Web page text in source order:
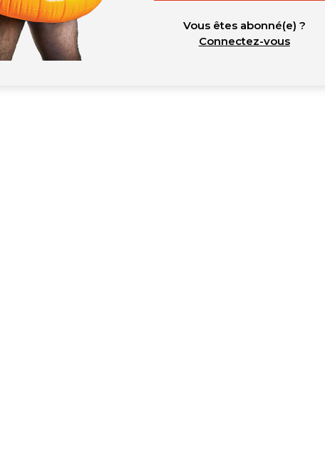
Vous êtes abonné(e) ?
Connectez-vous